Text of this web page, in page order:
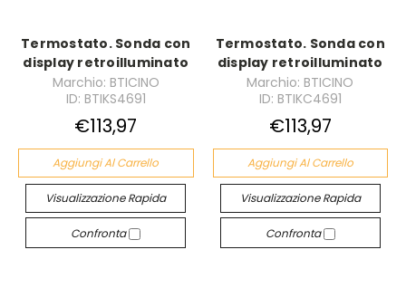
Termostato. Sonda con
display retroilluminato
Marchio: BTICINO
ID: BTIKS4691
€113,97
Aggiungi Al Carrello
Visualizzazione Rapida
Confronta
Termostato. Sonda con
display retroilluminato
Marchio: BTICINO
ID: BTIKC4691
€113,97
Aggiungi Al Carrello
Visualizzazione Rapida
Confronta